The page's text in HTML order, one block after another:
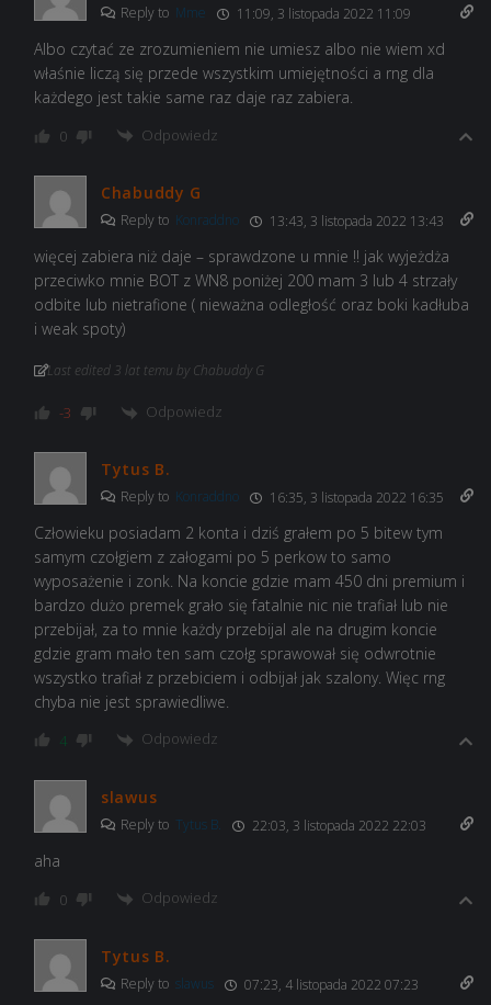
Reply to Mme 11:09, 3 listopada 2022 11:09
Albo czytać ze zrozumieniem nie umiesz albo nie wiem xd
właśnie liczą się przede wszystkim umiejętności a rng dla
każdego jest takie same raz daje raz zabiera.
0 Odpowiedz
Chabuddy G
Reply to Konraddno 13:43, 3 listopada 2022 13:43
więcej zabiera niż daje – sprawdzone u mnie !! jak wyjeżdża
przeciwko mnie BOT z WN8 poniżej 200 mam 3 lub 4 strzały
odbite lub nietrafione ( nieważna odległość oraz boki kadłuba
i weak spoty)
Last edited 3 lat temu by Chabuddy G
-3 Odpowiedz
Tytus B.
Reply to Konraddno 16:35, 3 listopada 2022 16:35
Człowieku posiadam 2 konta i dziś grałem po 5 bitew tym
samym czołgiem z załogami po 5 perkow to samo
wyposażenie i zonk. Na koncie gdzie mam 450 dni premium i
bardzo dużo premek grało się fatalnie nic nie trafiał lub nie
przebijał, za to mnie każdy przebijal ale na drugim koncie
gdzie gram mało ten sam czołg sprawował się odwrotnie
wszystko trafiał z przebiciem i odbijał jak szalony. Więc rng
chyba nie jest sprawiedliwe.
4 Odpowiedz
slawus
Reply to Tytus B. 22:03, 3 listopada 2022 22:03
aha
0 Odpowiedz
Tytus B.
Reply to slawus 07:23, 4 listopada 2022 07:23